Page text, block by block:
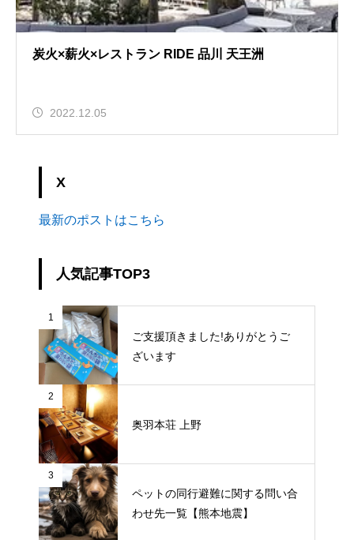
炭火×薪火×レストラン RIDE 品川 天王洲
2022.12.05
X
最新のポストはこちら
人気記事TOP3
1
ご支援頂きました!ありがとうご
ざいます
2
奥羽本荘 上野
3
ペットの同行避難に関する問い合
わせ先一覧【熊本地震】